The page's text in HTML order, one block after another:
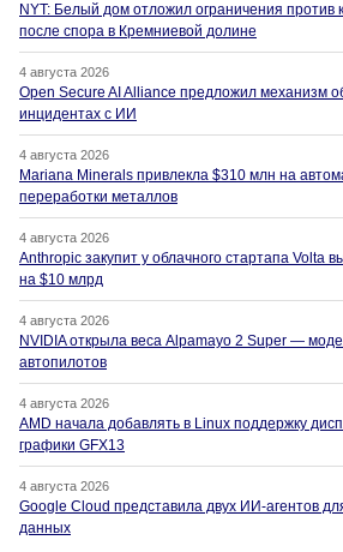
NYT: Белый дом отложил ограничения против
после спора в Кремниевой долине
4 августа 2026
Open Secure AI Alliance предложил механизм
инцидентах с ИИ
4 августа 2026
Mariana Minerals привлекла $310 млн на
переработки металлов
4 августа 2026
Anthropic закупит у облачного стартапа Volta
на $10 млрд
4 августа 2026
NVIDIA открыла веса Alpamayo 2 Super —
автопилотов
4 августа 2026
AMD начала добавлять в Linux поддержку
графики GFX13
4 августа 2026
Google Cloud представила двух ИИ-агентов
данных